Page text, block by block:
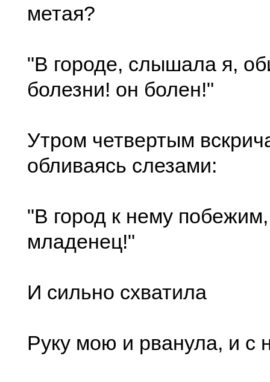
метая?
"В городе, слышала я,
болезни! он болен!"
Утром четвертым
обливаясь слезами:
"В город к нему
младенец!"
И сильно схватила
Руку мою и рванула, и с